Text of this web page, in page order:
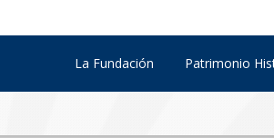
La Fundación Patrimonio